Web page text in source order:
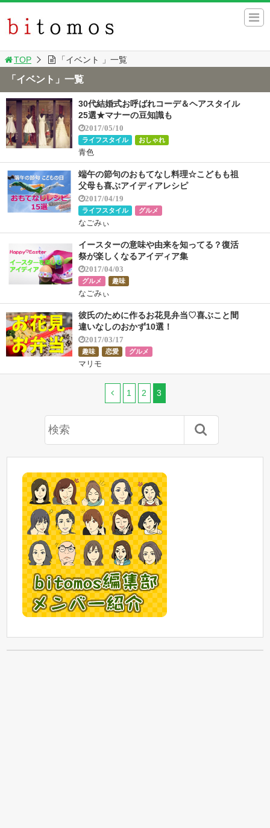
TOP 「イベント 」一覧
「イベント」一覧
30代結婚式お呼ばれコーデ＆ヘアスタイル
25選★マナーの豆知識も
2017/05/10
ライフスタイル おしゃれ
青色
端午の節句のおもてなし料理☆こどもも祖
父母も喜ぶアイディアレシピ
2017/04/19
ライフスタイル グルメ
なごみぃ
イースターの意味や由来を知ってる？復活
祭が楽しくなるアイディア集
2017/04/03
グルメ 趣味
なごみぃ
彼氏のために作るお花見弁当♡喜ぶこと間
違いなしのおかず10選！
2017/03/17
趣味 恋愛 グルメ
マリモ
1 2 3